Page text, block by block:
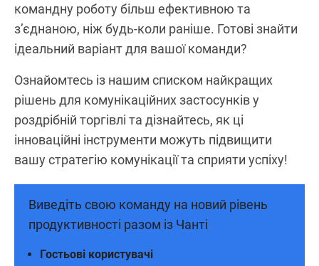
командну роботу більш ефективною та
з’єднаною, ніж будь-коли раніше. Готові знайти
ідеальний варіант для вашої команди?
Ознайомтесь із нашим списком найкращих
рішень для комунікаційних застосунків у
роздрібній торгівлі та дізнайтесь, як ці
інноваційні інструменти можуть підвищити
вашу стратегію комунікації та сприяти успіху!
Виведіть свою команду на новий рівень
продуктивності разом із Чанті
Гостьові користувачі